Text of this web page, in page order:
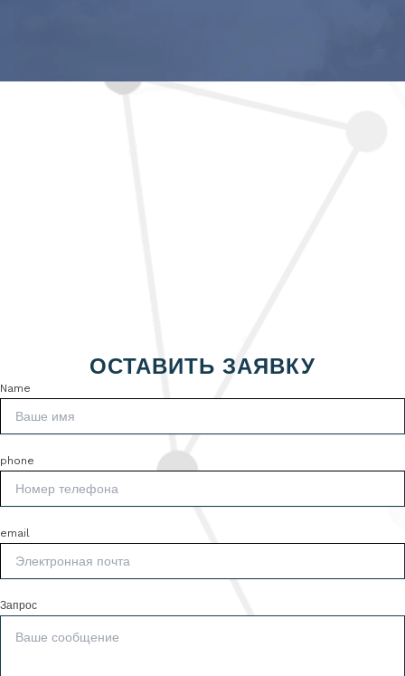
ОСТАВИТЬ ЗАЯВКУ
Name
phone
email
Запрос